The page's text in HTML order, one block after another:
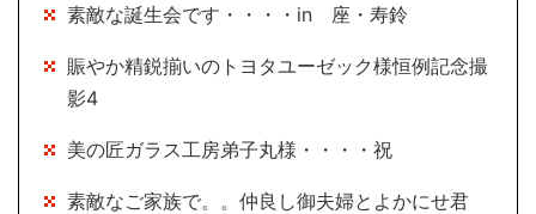
素敵な誕生会です・・・・in 座・寿鈴
賑やか精鋭揃いのトヨタユーゼック様恒例記念撮
影4
美の匠ガラス工房弟子丸様・・・・祝
素敵なご家族で。。仲良し御夫婦とよかにせ君